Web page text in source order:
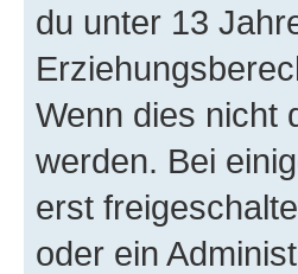
du unter 13
Wenn dies nicht
werden. Bei
erst
oder ein